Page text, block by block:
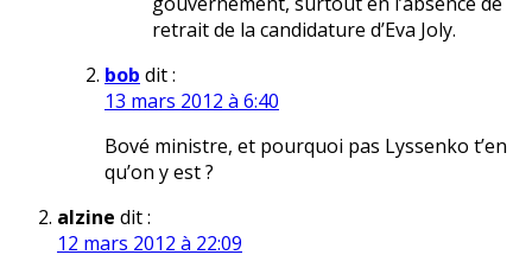
retrait de la candidature d’Eva Joly.
bob dit :
13 mars 2012 à 6:40
Bové ministre, et pourquoi pas Lyssenko t’en
qu’on y est ?
alzine dit :
12 mars 2012 à 22:09